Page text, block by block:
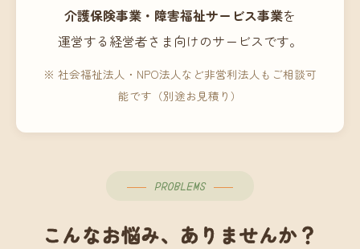
介護保険事業・障害福祉サービス事業を
運営する経営者さま向けのサービスです。
※ 社会福祉法人・NPO法人など非営利法人もご相談可
能です（別途お見積り）
PROBLEMS
こんなお悩み、ありませんか？